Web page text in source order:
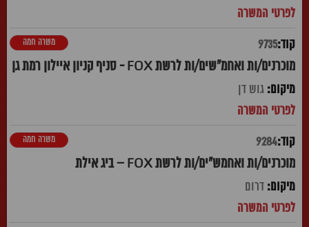
9735
מוכרנים/ות ואחמ"שים/ות לרשת FOX - סניף קניון איילון רמת גן
משרה חמה
גוש דן
9284
מוכרנים/ות ואחמש"ים/ות לרשת FOX – ביג אילת
משרה חמה
דרום